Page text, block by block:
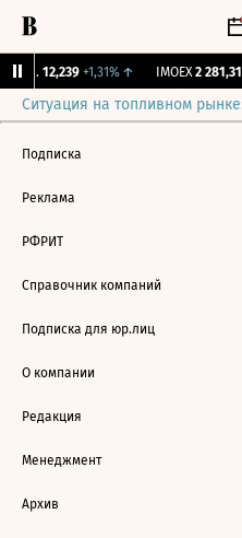
12,239 +1,31%↑ IMOEX 2 281,31
Ситуация на топливном
Подписка
Реклама
РФРИТ
Справочник компаний
Подписка для юр.лиц
О компании
Редакция
Менеджмент
Архив